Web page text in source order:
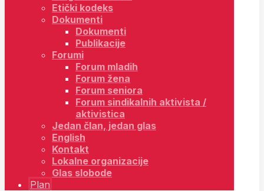
Etički kodeks
Dokumenti
Dokumenti
Publikacije
Forumi
Forum mladih
Forum žena
Forum seniora
Forum sindikalnih aktivista /
aktivistica
Jedan član, jedan glas
English
Kontakt
Lokalne organizacije
Glas slobode
Plan